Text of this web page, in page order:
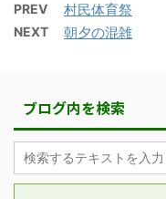
PREV 村民体育祭
NEXT 朝夕の混雑
ブログ内を検索